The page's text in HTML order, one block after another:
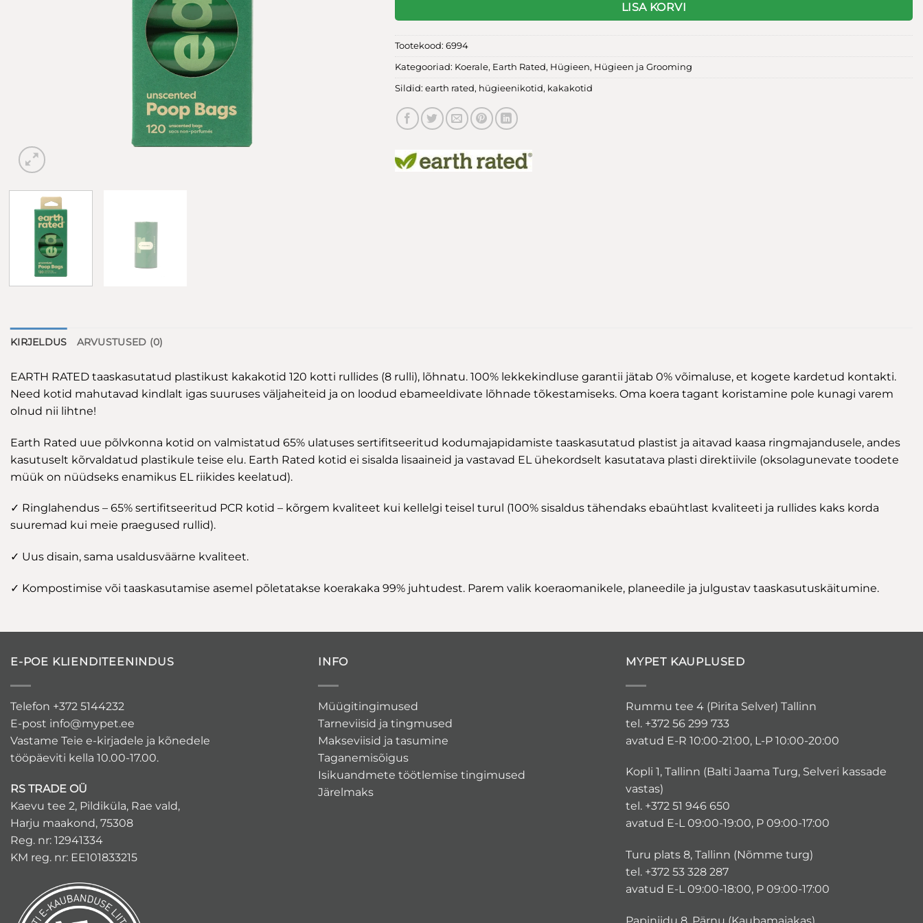
LISA KORVI
Tootekood: 6994
Kategooriad: Koerale, Earth Rated, Hügieen, Hügieen ja Grooming
Sildid: earth rated, hügieenikotid, kakakotid
KIRJELDUS ARVUSTUSED (0)
EARTH RATED taaskasutatud plastikust kakakotid 120 kotti rullides (8 rulli), lõhnatu. 100% lekkekindluse garantii jätab 0% võimaluse, et kogete kardetud kontakti.
Need kotid mahutavad kindlalt igas suuruses väljaheiteid ja on loodud ebameeldivate lõhnade tõkestamiseks. Oma koera tagant koristamine pole kunagi varem
olnud nii lihtne!
Earth Rated uue põlvkonna kotid on valmistatud 65% ulatuses sertifitseeritud kodumajapidamiste taaskasutatud plastist ja aitavad kaasa ringmajandusele, andes
kasutuselt kõrvaldatud plastikule teise elu. Earth Rated kotid ei sisalda lisaaineid ja vastavad EL ühekordselt kasutatava plasti direktiivile (oksolagunevate toodete
müük on nüüdseks enamikus EL riikides keelatud).
✓ Ringlahendus – 65% sertifitseeritud PCR kotid – kõrgem kvaliteet kui kellelgi teisel turul (100% sisaldus tähendaks ebaühtlast kvaliteeti ja rullides kaks korda
suuremad kui meie praegused rullid).
✓ Uus disain, sama usaldusväärne kvaliteet.
✓ Kompostimise või taaskasutamise asemel põletatakse koerakaka 99% juhtudest. Parem valik koeraomanikele, planeedile ja julgustav taaskasutuskäitumine.
E-POE KLIENDITEENINDUS
Telefon +372 5144232
E-post info@mypet.ee
Vastame Teie e-kirjadele ja kõnedele
tööpäeviti kella 10.00-17.00.
RS TRADE OÜ
Kaevu tee 2, Pildiküla, Rae vald,
Harju maakond, 75308
Reg. nr: 12941334
KM reg. nr: EE101833215
INFO
Müügitingimused
Tarneviisid ja tingmused
Makseviisid ja tasumine
Taganemisõigus
Isikuandmete töötlemise tingimused
Järelmaks
MYPET KAUPLUSED
Rummu tee 4 (Pirita Selver) Tallinn
tel. +372 56 299 733
avatud E-R 10:00-21:00, L-P 10:00-20:00
Kopli 1, Tallinn (Balti Jaama Turg, Selveri kassade
vastas)
tel. +372 51 946 650
avatud E-L 09:00-19:00, P 09:00-17:00
Turu plats 8, Tallinn (Nõmme turg)
tel. +372 53 328 287
avatud E-L 09:00-18:00, P 09:00-17:00